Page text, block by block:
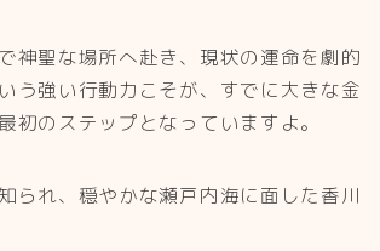
神聖な場所へ赴き、現状の運命を劇的
う強い行動力こそが、すでに大きな金
初のステップとなっていますよ。
られ、穏やかな瀬戸内海に面した香川